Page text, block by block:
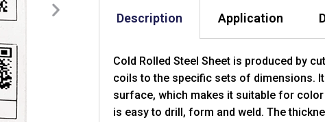
Description Application
Cold Rolled Steel Sheet is produced by
coils to the specific sets of dimensions. It
surface, which makes it suitable for
is easy to drill, form and weld. The